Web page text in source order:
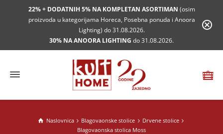
22% + DODATNIH 5% NA KOMPLETAN ASORTIMAN (osim
proizvoda u kategorijama Horeca, Posebna ponuda i Anoora
Lighting) do 31.08.2026.
30% NA ANOORA LIGHTING do 31.08.2026.
Naslovnica Blagovaonske stolice
Drvene stolice
Blagovaonska stolica Moss